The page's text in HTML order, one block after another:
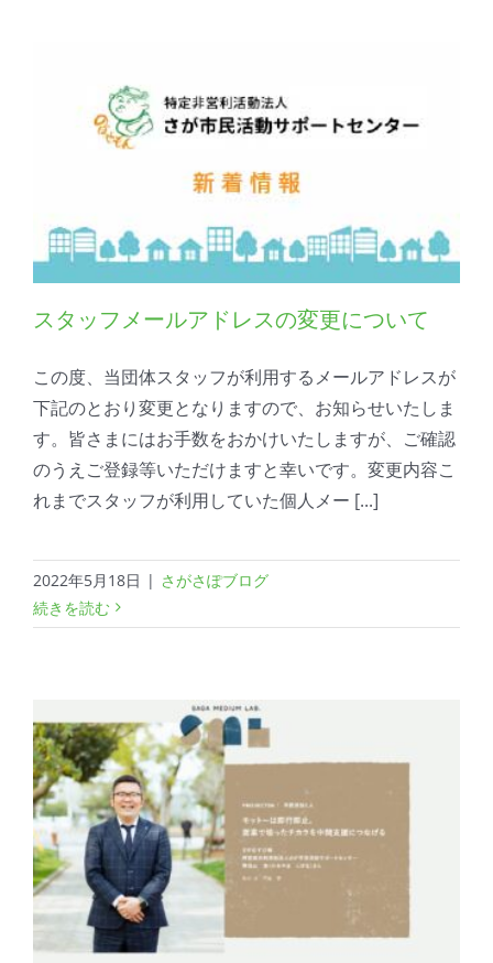
スタッフメールアドレスの変更について
この度、当団体スタッフが利用するメールアドレスが
下記のとおり変更となりますので、お知らせいたしま
す。皆さまにはお手数をおかけいたしますが、ご確認
のうえご登録等いただけますと幸いです。変更内容こ
れまでスタッフが利用していた個人メー [...]
2022年5月18日 | さがさぽブログ
続きを読む